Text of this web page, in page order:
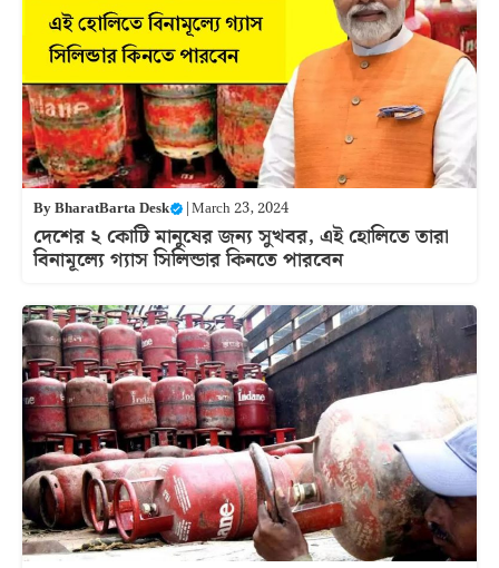
ByBharatBarta Desk |March 23, 2024
দেশের ২ কোটি মানুষের জন্য সুখবর, এই হোলিতে তারা
বিনামূল্যে গ্যাস সিলিন্ডার কিনতে পারবেন